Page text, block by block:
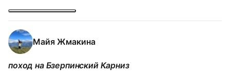
для этого похода и устроил для меня просто
потрясающий волшебный день! Этот день точно
останется в памяти и моем сердечке! Я и представить
себе не могла что можно так сказочно прекрасно
провести его! Огромная Благодарность Егору за то что
показал мне красивейшие места с живописными
Майя Жмакина
поход на Бзерпинский Карниз